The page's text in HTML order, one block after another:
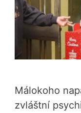
Málokoho
zvláštní